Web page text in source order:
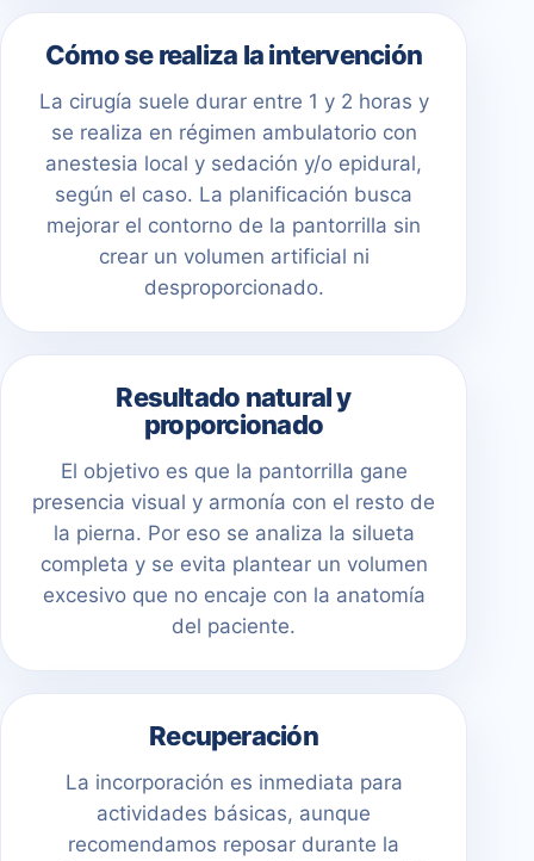
Cómo se realiza la intervención
La cirugía suele durar entre 1 y 2 horas y
se realiza en régimen ambulatorio con
anestesia local y sedación y/o epidural,
según el caso. La planificación busca
mejorar el contorno de la pantorrilla sin
crear un volumen artificial ni
desproporcionado.
Resultado natural y
proporcionado
El objetivo es que la pantorrilla gane
presencia visual y armonía con el resto de
la pierna. Por eso se analiza la silueta
completa y se evita plantear un volumen
excesivo que no encaje con la anatomía
del paciente.
Recuperación
La incorporación es inmediata para
actividades básicas, aunque
recomendamos reposar durante la